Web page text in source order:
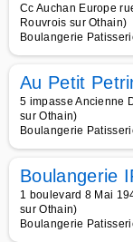
Cc Auchan Europe
Rouvrois sur Othain)
Boulangerie
Au Petit
5 impasse Ancienne
sur Othain)
Boulangerie
Boulangerie
1 boulevard 8 Mai
sur Othain)
Boulangerie